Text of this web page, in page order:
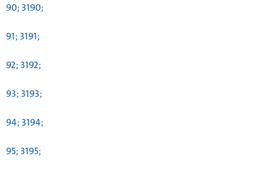
90; 3190;
91; 3191;
92; 3192;
93; 3193;
94; 3194;
95; 3195;